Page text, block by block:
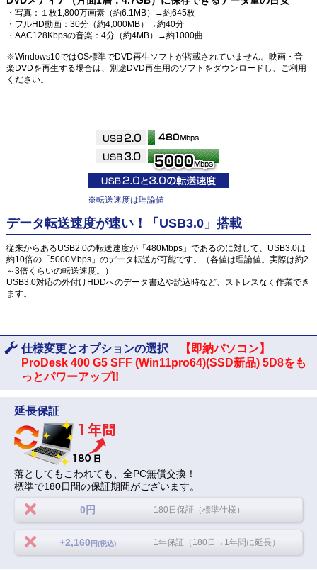
・写真：１枚1,800万画素（約6.1MB）→約645枚
・フルHD動画：30分（約4,000MB）→約40分
・AAC128Kbpsの音楽：4分（約4MB）→約1000曲
※Windows10ではOS標準でDVD再生ソフトが搭載されていません。映画・音
楽DVDを再生する場合は、別途DVD再生用のソフトをダウンロードし、ご利用
ください。
※転送速度は理論値
データ転送速度が速い！「USB3.0」搭載
従来からあるUSB2.0の転送速度が「480Mbps」であるのに対して、USB3.0は
約10倍の「5000Mbps」のデータ転送が可能です。（各値は理論値。実際は約2
～3倍くらいの転送速度。）
USB3.0対応の外付けHDDへのデータ書込や読込時など、ストレスなく作業でき
ます。
仕様変更とオプションの選択
【即納パソコン】
ProDesk 400 G5 SFF (Win11pro64)(SSD新品) 5D8をも
っとパワーアップ!!
延長保証
落としてもこわれても、全PC無償交換！
標準で180日間の保証期間がございます。
0円 180日保証（標準仕様）
+2,160 円(税込) 1年保証（180日→1年間に延長）